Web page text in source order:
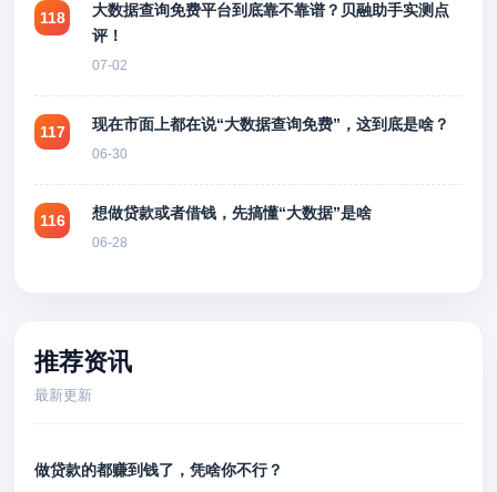
118
大数据查询免费平台到底靠不靠谱？贝融助手实测点
评！
07-02
117 现在市面上都在说“大数据查询免费”，这到底是啥？
06-30
116 想做贷款或者借钱，先搞懂“大数据”是啥
06-28
推荐资讯
最新更新
做贷款的都赚到钱了，凭啥你不行？